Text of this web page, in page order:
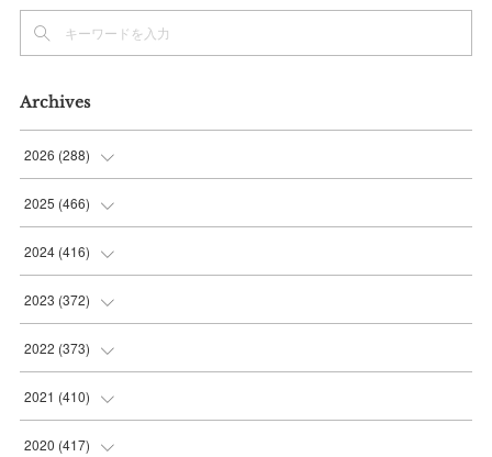
Archives
2026 (288)
(9)
(36
(37
(42
2025 (466)
(56
(37
(35
(36
2024 (416)
(38
(39
(38
(36
2023 (372)
(31
(30
(30
2022 (373)
(31
(33
2021 (410)
(32
2020 (417)